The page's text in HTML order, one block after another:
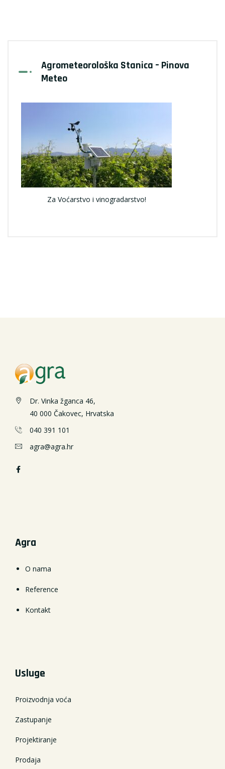
Agrometeorološka Stanica – Pinova
Meteo
Za Voćarstvo i vinogradarstvo!
Dr. Vinka žganca 46,
40 000 Čakovec, Hrvatska
040 391 101
agra@agra.hr
Agra
O nama
Reference
Kontakt
Usluge
Proizvodnja voća
Zastupanje
Projektiranje
Prodaja